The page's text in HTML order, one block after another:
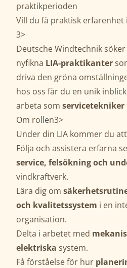
praktikperioden
Vill du få praktisk
3>
Deutsche Windtechnik
nyfikna LIA-praktikanter
driva den gröna
hos oss får du en unik
arbeta som
Om rollen3>
Under din LIA kommer du
Följa och assistera erfarna
service, felsökning och
vindkraftverk.
Lära dig om
och kvalitetssystem i en
organisation.
Delta i arbetet med
elektriska system.
Få förståelse för hur